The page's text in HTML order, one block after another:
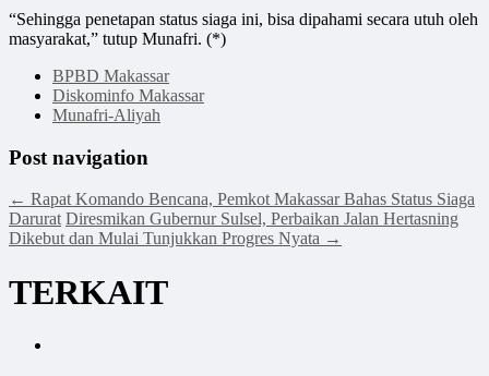
“Sehingga penetapan status siaga ini, bisa dipahami secara utuh oleh
masyarakat,” tutup Munafri. (*)
BPBD Makassar
Diskominfo Makassar
Munafri-Aliyah
Post navigation
← Rapat Komando Bencana, Pemkot Makassar Bahas Status Siaga
Darurat Diresmikan Gubernur Sulsel, Perbaikan Jalan Hertasning
Dikebut dan Mulai Tunjukkan Progres Nyata →
TERKAIT